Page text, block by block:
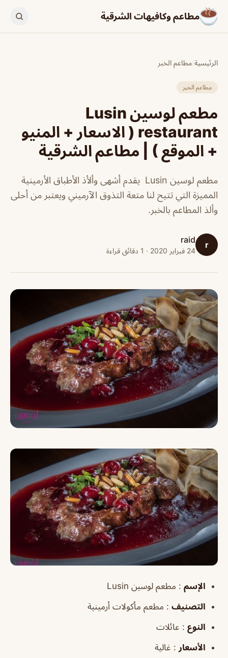
مطاعم وكافيهات الشرقية
الرئيسية/مطاعم الخبر
مطاعم الخبر
مطعم لوسين Lusin
restaurant ( الاسعار + المنيو
+ الموقع ) | مطاعم الشرقية
مطعم لوسين Lusin يقدم أشهى وألأذ الأطباق الأرمينية
المميزة التي تتيح لنا متعة التذوق الآرميني ويعتبر من أحلى
وألذ المطاعم بالخبر.
r
raid
24 فبراير 2020 · 1 دقائق قراءة
الإسم : مطعم لوسين Lusin
التصنيف : مطعم مأكولات أرمينية
النوع : عائلات
الأسعار : غالية